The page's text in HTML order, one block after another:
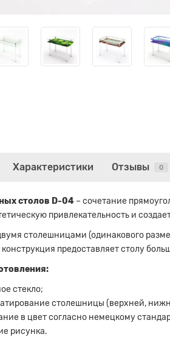
Характеристики Отзывы 0
столов D-04 – сочетание
привлекательность и
столешницами (одинакового
предоставляет столу
стекло;
столешницы (верхней,
в цвет согласно немецкому
рисунка.